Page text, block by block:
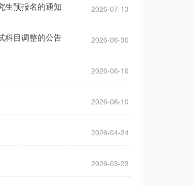
生预报名的通知 2026-07-13
科目调整的公告 2026-06-30
2026-06-10
2026-06-10
2026-04-24
2026-03-23